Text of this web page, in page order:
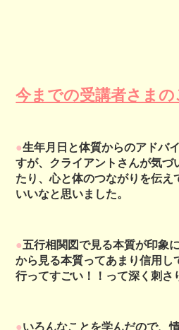
今までの受講者さまの
●生年月日と体質からのアドバ
すが、クライアントさんが気づ
たり、心と体のつながりを伝え
いいなと思いました。
●五行相関図で見る本質が印象
から見る本質ってあまり信用し
行ってすごい！！って深く刺さ
●いろんなことを学んだので、